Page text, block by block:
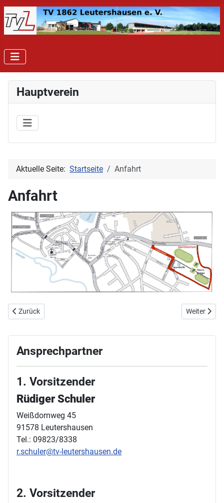
Hauptverein
Aktuelle Seite: Startseite Anfahrt
Anfahrt
Vorheriger Beitrag: Vorstand und Turnrat
Zurück Nächster
Weiter
Ansprechpartner
1. Vorsitzender
Rüdiger Schuler
Weißdornweg 45
91578 Leutershausen
Tel.: 09823/8338
r.schuler@tv-leutershausen.de
2. Vorsitzender